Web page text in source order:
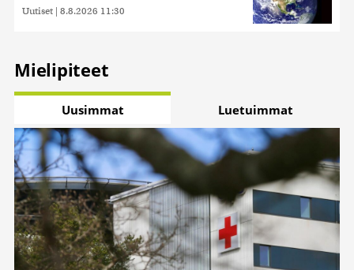
Uutiset | 8.8.2026 11:30
Mielipiteet
Uusimmat Luetuimmat